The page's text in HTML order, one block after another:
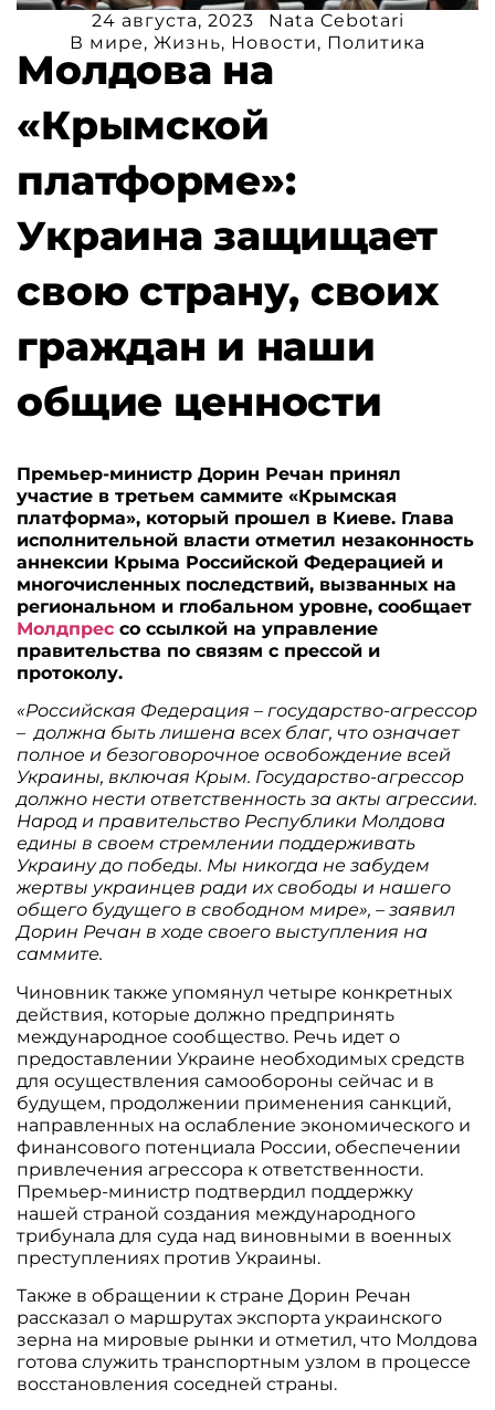
24 августа, 2023
Nata Cebotari
В мире, Жизнь, Новости, Политика
Молдова на
«Крымской
платформе»:
Украина защищает
свою страну, своих
граждан и наши
общие ценности
Премьер-министр Дорин Речан принял
участие в третьем саммите «Крымская
платформа», который прошел в Киеве. Глава
исполнительной власти отметил незаконность
аннексии Крыма Российской Федерацией и
многочисленных последствий, вызванных на
региональном и глобальном уровне, сообщает
Молдпрес со ссылкой на управление
правительства по связям с прессой и
протоколу.
«Российская Федерация – государство-агрессор
– должна быть лишена всех благ, что означает
полное и безоговорочное освобождение всей
Украины, включая Крым. Государство-агрессор
должно нести ответственность за акты агрессии.
Народ и правительство Республики Молдова
едины в своем стремлении поддерживать
Украину до победы. Мы никогда не забудем
жертвы украинцев ради их свободы и нашего
общего будущего в свободном мире», – заявил
Дорин Речан в ходе своего выступления на
саммите.
Чиновник также упомянул четыре конкретных
действия, которые должно предпринять
международное сообщество. Речь идет о
предоставлении Украине необходимых средств
для осуществления самообороны сейчас и в
будущем, продолжении применения санкций,
направленных на ослабление экономического и
финансового потенциала России, обеспечении
привлечения агрессора к ответственности.
Премьер-министр подтвердил поддержку
нашей страной создания международного
трибунала для суда над виновными в военных
преступлениях против Украины.
Также в обращении к стране Дорин Речан
рассказал о маршрутах экспорта украинского
зерна на мировые рынки и отметил, что Молдова
готова служить транспортным узлом в процессе
восстановления соседней страны.